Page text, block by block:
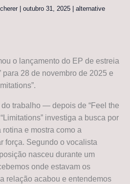
outubro 31, 2025
alternative
o lançamento do EP de estreia
para 28 de novembro de 2025 e
trabalho — depois de “Feel the
investiga a busca por
e mostra como a
força. Segundo o vocalista
nasceu durante um
onde estavam os
relação acabou e entendemos